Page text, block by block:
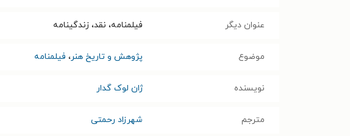
عنوان دیگر فیلمنامه، نقد، زندگینامه
موضوع پژوهش و تاریخ هنر، فیلمنامه
نویسنده ژان لوک گدار
مترجم شهرزاد رحمتی